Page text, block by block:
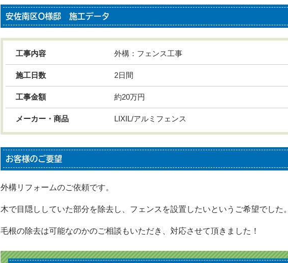
安佐南区O様邸 施工データ
工事内容 外構：フェンス工事
施工日数 2日間
工事金額 約20万円
メーカー・商品 LIXIL/アルミフェンス
お客様のご要望
外構リフォームのご依頼です。
木で目隠ししていた部分を除去し、フェンスを設置したいというご希望でした。
毛根の除去は可能なのかのご相談もいただき、対応させて頂きました！